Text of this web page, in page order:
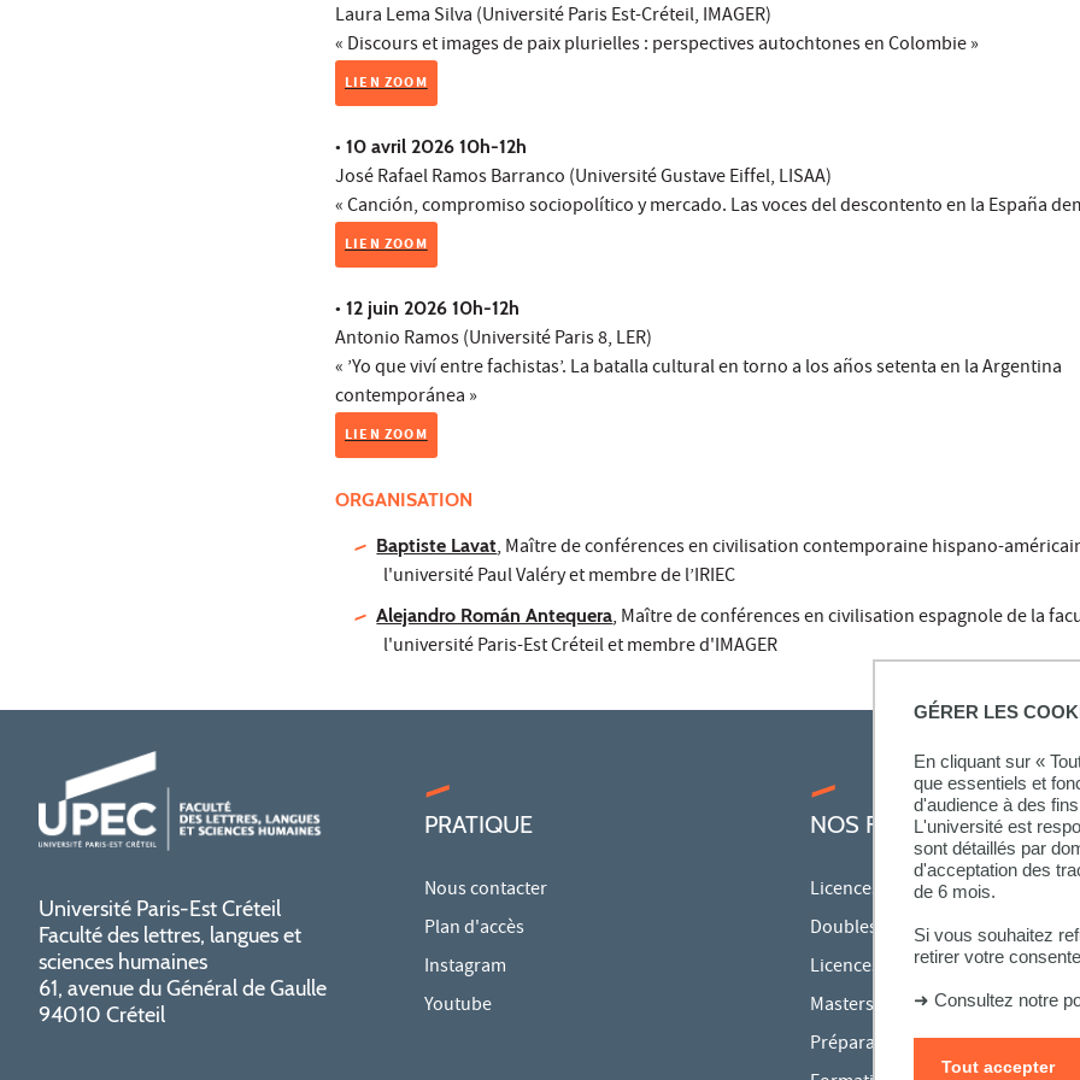
GÉRER LES
En cliquant sur «
que essentiels et
d'audience à des
L'université est
sont détaillés par
d'acceptation des
de 6 mois.
Si vous souhaitez
retirer votre
➜ Consultez notre
Tout accepter
Laura Lema Silva (Université Paris Est-Créteil, IMAGER)
« Discours et images de paix plurielles : perspectives autochtones en Colombie »
LIEN ZOOM
• 10 avril 2026 10h-12h
José Rafael Ramos Barranco (Université Gustave Eiffel, LISAA)
« Canción, compromiso sociopolítico y mercado. Las voces del descontento en la España
LIEN ZOOM
• 12 juin 2026 10h-12h
Antonio Ramos (Université Paris 8, LER)
« ’Yo que viví entre fachistas’. La batalla cultural en torno a los años setenta en la Argentina
contemporánea »
LIEN ZOOM
ORGANISATION
Baptiste Lavat, Maître de conférences en civilisation contemporaine hispano-
l'université Paul Valéry et membre de l’IRIEC
Alejandro Román Antequera, Maître de conférences en civilisation espagnole de la
l'université Paris-Est Créteil et membre d'IMAGER
Université Paris-Est Créteil
Faculté des lettres, langues et
sciences humaines
61, avenue du Général de Gaulle
94010 Créteil
PRATIQUE
Nous contacter
Plan d'accès
Instagram
Youtube
NOS FORMATIONS
Licences
Doubles licences
Licences pro
Masters
Préparations aux concours